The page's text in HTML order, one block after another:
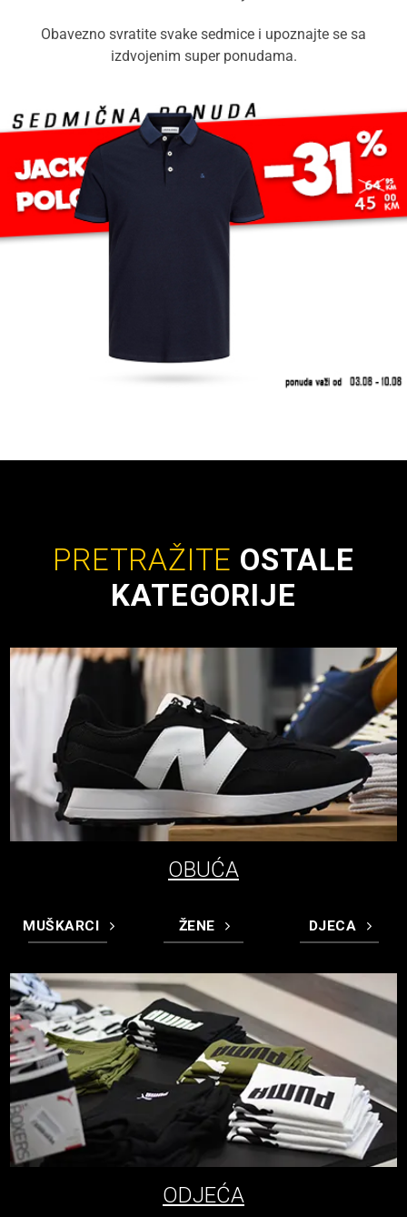
Obavezno svratite svake sedmice i upoznajte se sa
izdvojenim super ponudama.
PRETRAŽITE OSTALE
KATEGORIJE
OBUĆA
MUŠKARCI ŽENE DJECA
ODJEĆA